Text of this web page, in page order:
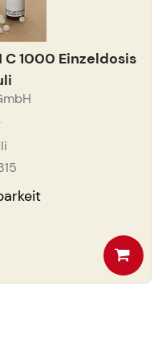
C 1000 Einzeldosis